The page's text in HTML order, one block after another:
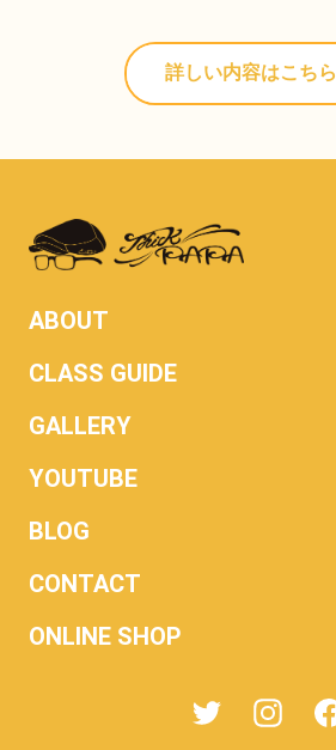
詳しい内容はこちら
ABOUT
CLASS GUIDE
GALLERY
YOUTUBE
BLOG
CONTACT
ONLINE SHOP